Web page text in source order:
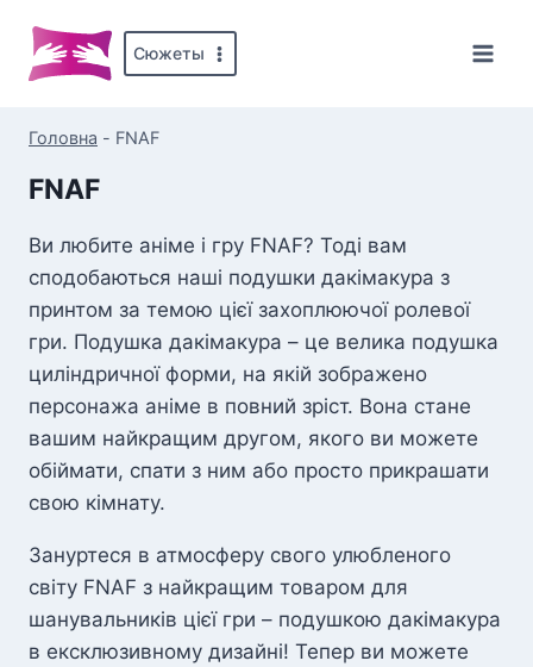
вмісту
Сюжеты
Головна - FNAF
FNAF
Ви любите аніме і гру FNAF? Тоді вам
сподобаються наші подушки дакімакура з
принтом за темою цієї захоплюючої ролевої
гри. Подушка дакімакура – це велика подушка
циліндричної форми, на якій зображено
персонажа аніме в повний зріст. Вона стане
вашим найкращим другом, якого ви можете
обіймати, спати з ним або просто прикрашати
свою кімнату.
Зануртеся в атмосферу свого улюбленого
світу FNAF з найкращим товаром для
шанувальників цієї гри – подушкою дакімакура
в ексклюзивному дизайні! Тепер ви можете